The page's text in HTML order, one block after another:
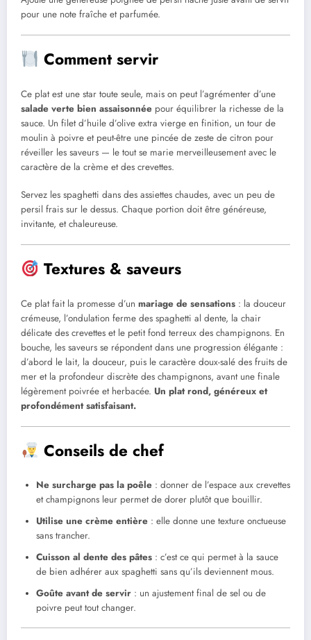
pour une note fraîche et parfumée.
Comment servir
Ce plat est une star toute seule, mais on peut l’agrémenter d’une
salade verte bien assaisonnée pour équilibrer la richesse de la
sauce. Un filet d’huile d’olive extra vierge en finition, un tour de
moulin à poivre et peut-être une pincée de zeste de citron pour
réveiller les saveurs — le tout se marie merveilleusement avec le
caractère de la crème et des crevettes.
Servez les spaghetti dans des assiettes chaudes, avec un peu de
persil frais sur le dessus. Chaque portion doit être généreuse,
invitante, et chaleureuse.
Textures & saveurs
Ce plat fait la promesse d’un mariage de sensations : la douceur
crémeuse, l’ondulation ferme des spaghetti al dente, la chair
délicate des crevettes et le petit fond terreux des champignons. En
bouche, les saveurs se répondent dans une progression élégante :
d’abord le lait, la douceur, puis le caractère doux-salé des fruits de
mer et la profondeur discrète des champignons, avant une finale
légèrement poivrée et herbacée. Un plat rond, généreux et
profondément satisfaisant.
Conseils de chef
Ne surcharge pas la poêle : donner de l’espace aux crevettes
et champignons leur permet de dorer plutôt que bouillir.
Utilise une crème entière : elle donne une texture onctueuse
sans trancher.
Cuisson al dente des pâtes : c’est ce qui permet à la sauce
de bien adhérer aux spaghetti sans qu’ils deviennent mous.
Goûte avant de servir : un ajustement final de sel ou de
poivre peut tout changer.